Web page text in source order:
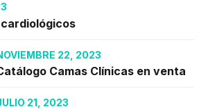
22, 2023
Camas Clínicas en venta
21, 2023